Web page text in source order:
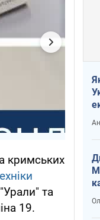
кримських
та
19.